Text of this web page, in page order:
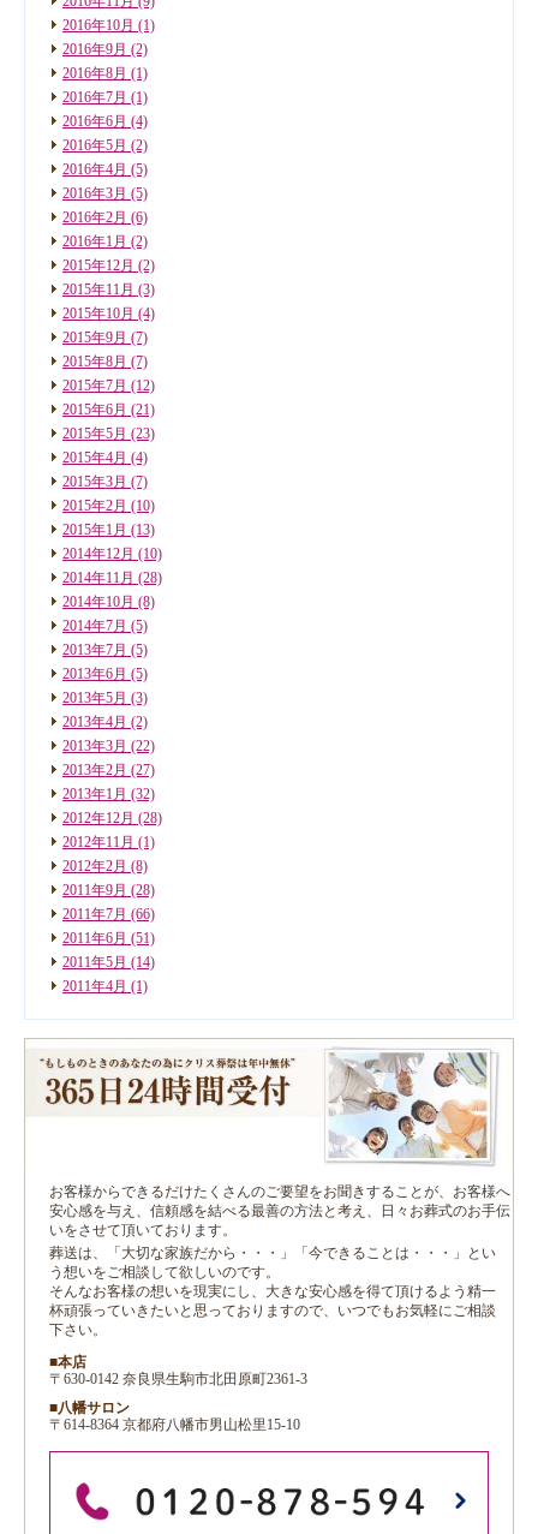
2016年10月 (1)
2016年9月 (2)
2016年8月 (1)
2016年7月 (1)
2016年6月 (4)
2016年5月 (2)
2016年4月 (5)
2016年3月 (5)
2016年2月 (6)
2016年1月 (2)
2015年12月 (2)
2015年11月 (3)
2015年10月 (4)
2015年9月 (7)
2015年8月 (7)
2015年7月 (12)
2015年6月 (21)
2015年5月 (23)
2015年4月 (4)
2015年3月 (7)
2015年2月 (10)
2015年1月 (13)
2014年12月 (10)
2014年11月 (28)
2014年10月 (8)
2014年7月 (5)
2013年7月 (5)
2013年6月 (5)
2013年5月 (3)
2013年4月 (2)
2013年3月 (22)
2013年2月 (27)
2013年1月 (32)
2012年12月 (28)
2012年11月 (1)
2012年2月 (8)
2011年9月 (28)
2011年7月 (66)
2011年6月 (51)
2011年5月 (14)
2011年4月 (1)
お客様からできるだけたくさんのご要望をお聞きすることが、お客様へ
安心感を与え、信頼感を結べる最善の方法と考え、日々お葬式のお手伝
いをさせて頂いております。
葬送は、「大切な家族だから・・・」「今できることは・・・」とい
う想いをご相談して欲しいのです。
そんなお客様の想いを現実にし、大きな安心感を得て頂けるよう精一
杯頑張っていきたいと思っておりますので、いつでもお気軽にご相談
下さい。
■本店
〒630-0142 奈良県生駒市北田原町2361-3
■八幡サロン
〒614-8364 京都府八幡市男山松里15-10